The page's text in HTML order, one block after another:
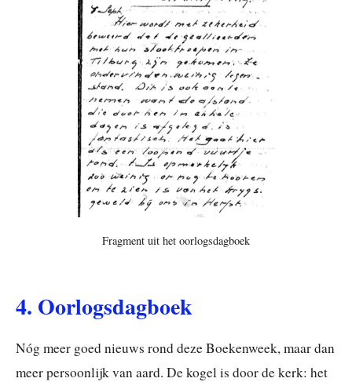
Fragment uit het oorlogsdagboek
4. Oorlogsdagboek
Nóg meer goed nieuws rond deze Boekenweek, maar dan
meer persoonlijk van aard. De kogel is door de kerk: het